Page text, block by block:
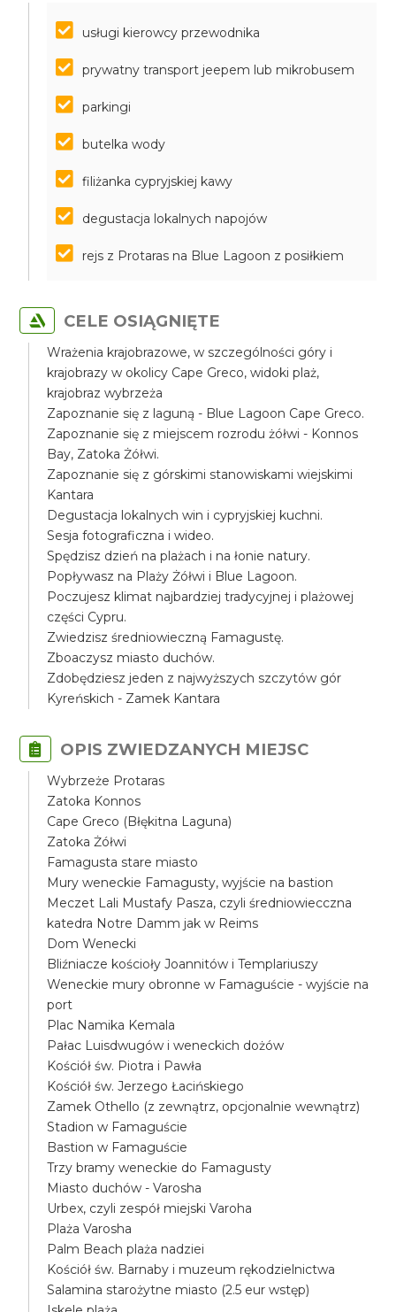
usługi kierowcy przewodnika
prywatny transport jeepem lub mikrobusem
parkingi
butelka wody
filiżanka cypryjskiej kawy
degustacja lokalnych napojów
rejs z Protaras na Blue Lagoon z posiłkiem
CELE OSIĄGNIĘTE
Wrażenia krajobrazowe, w szczególności góry i
krajobrazy w okolicy Cape Greco, widoki plaż,
krajobraz wybrzeża
Zapoznanie się z laguną - Blue Lagoon Cape Greco.
Zapoznanie się z miejscem rozrodu żółwi - Konnos
Bay, Zatoka Żółwi.
Zapoznanie się z górskimi stanowiskami wiejskimi
Kantara
Degustacja lokalnych win i cypryjskiej kuchni.
Sesja fotograficzna i wideo.
Spędzisz dzień na plażach i na łonie natury.
Popływasz na Plaży Żółwi i Blue Lagoon.
Poczujesz klimat najbardziej tradycyjnej i plażowej
części Cypru.
Zwiedzisz średniowieczną Famagustę.
Zboaczysz miasto duchów.
Zdobędziesz jeden z najwyższych szczytów gór
Kyreńskich - Zamek Kantara
OPIS ZWIEDZANYCH MIEJSC
Wybrzeże Protaras
Zatoka Konnos
Cape Greco (Błękitna Laguna)
Zatoka Żółwi
Famagusta stare miasto
Mury weneckie Famagusty, wyjście na bastion
Meczet Lali Mustafy Pasza, czyli średniowiecczna
katedra Notre Damm jak w Reims
Dom Wenecki
Bliźniacze kościoły Joannitów i Templariuszy
Weneckie mury obronne w Famaguście - wyjście na
port
Plac Namika Kemala
Pałac Luisdwugów i weneckich dożów
Kościół św. Piotra i Pawła
Kościół św. Jerzego Łacińskiego
Zamek Othello (z zewnątrz, opcjonalnie wewnątrz)
Stadion w Famaguście
Bastion w Famaguście
Trzy bramy weneckie do Famagusty
Miasto duchów - Varosha
Urbex, czyli zespół miejski Varoha
Plaża Varosha
Palm Beach plaża nadziei
Kościół św. Barnaby i muzeum rękodzielnictwa
Salamina starożytne miasto (2.5 eur wstęp)